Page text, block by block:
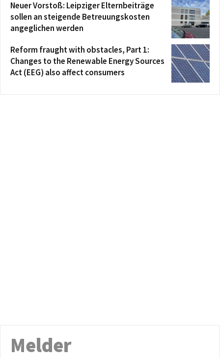
Neuer Vorstoß: Leipziger Elternbeiträge
sollen an steigende Betreuungskosten
angeglichen werden
Reform fraught with obstacles, Part 1:
Changes to the Renewable Energy Sources
Act (EEG) also affect consumers
Melder